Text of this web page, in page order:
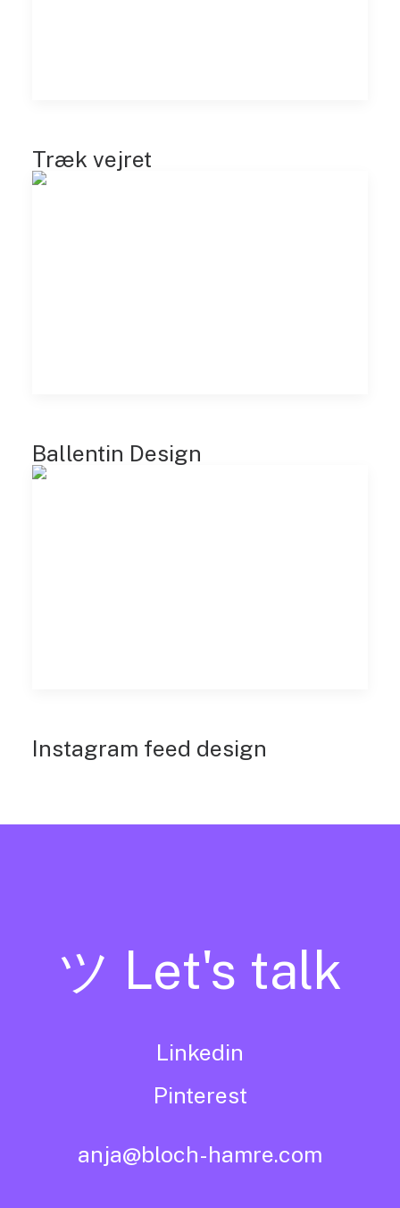
Træk vejret
Ballentin Design
Instagram feed design
ツ Let's talk
Linkedin
Pinterest
anja@bloch-hamre.com